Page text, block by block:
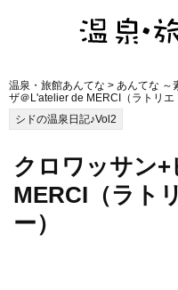
温泉・旅館あんてな > あんてな ～
ザ＠L'atelier de MERCI（ラトリエ
シドの温泉日記♪Vol2
クロワッサン
MERCI（ラト
ー）